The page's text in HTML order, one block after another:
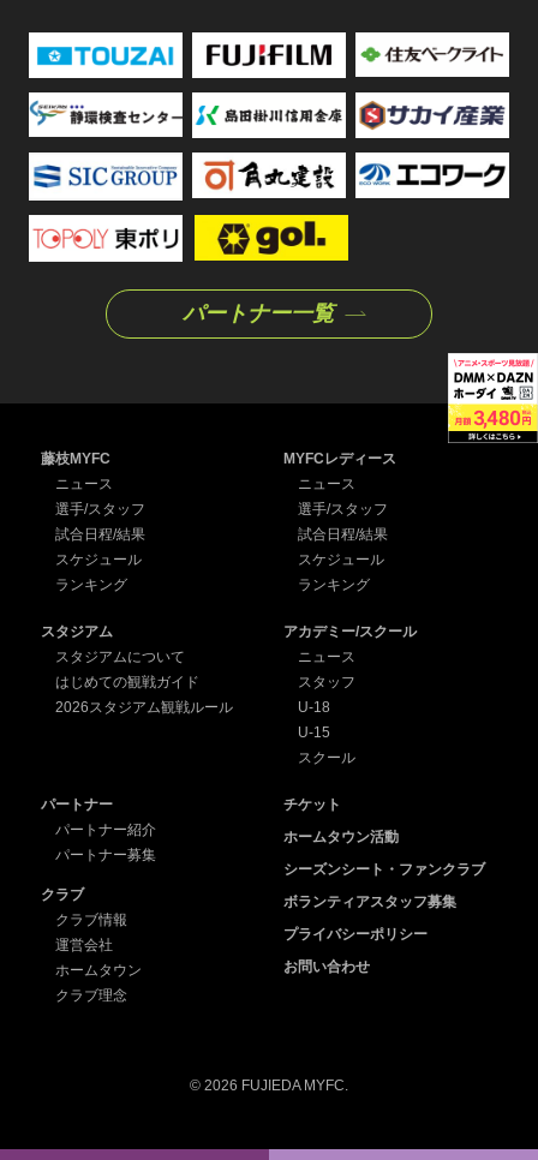
パートナー一覧
藤枝MYFC
ニュース
選手/スタッフ
試合日程/結果
スケジュール
ランキング
MYFCレディース
ニュース
選手/スタッフ
試合日程/結果
スケジュール
ランキング
スタジアム
スタジアムについて
はじめての観戦ガイド
2026スタジアム観戦ルール
アカデミー/スクール
ニュース
スタッフ
U-18
U-15
スクール
パートナー
パートナー紹介
パートナー募集
クラブ
クラブ情報
運営会社
ホームタウン
クラブ理念
チケット
ホームタウン活動
シーズンシート・ファンクラブ
ボランティアスタッフ募集
プライバシーポリシー
お問い合わせ
© 2026 FUJIEDA MYFC.